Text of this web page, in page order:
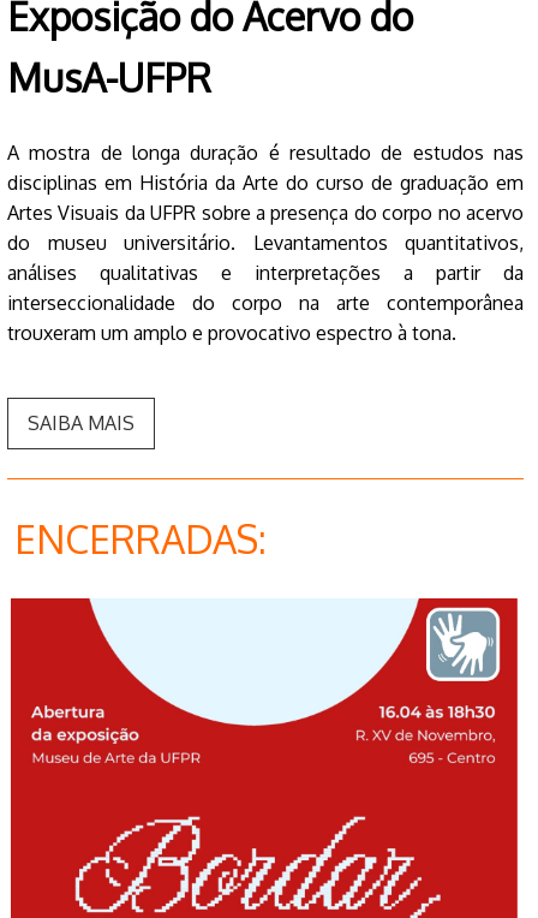
Exposição do Acervo do
MusA-UFPR
A mostra de longa duração é resultado de estudos nas
disciplinas em História da Arte do curso de graduação em
Artes Visuais da UFPR sobre a presença do corpo no acervo
do museu universitário. Levantamentos quantitativos,
análises qualitativas e interpretações a partir da
interseccionalidade do corpo na arte contemporânea
trouxeram um amplo e provocativo espectro à tona.
SAIBA MAIS
ENCERRADAS: